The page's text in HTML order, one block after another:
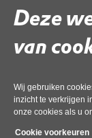
Deze
van
Wij gebruiken
inzicht te verkrijgen
onze cookies als u
Cookie voorkeuren
Verzekering en